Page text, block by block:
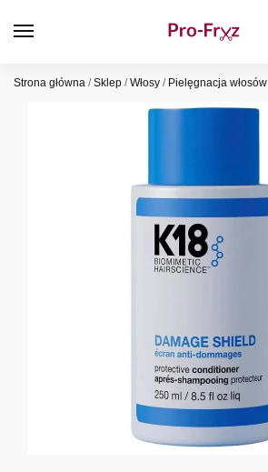
Strona główna /Sklep /Włosy / Pielęgnacja włosów